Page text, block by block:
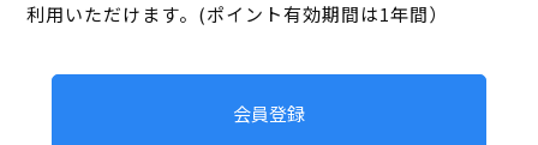
利用いただけます。(ポイント有効期間は1年間）
会員登録